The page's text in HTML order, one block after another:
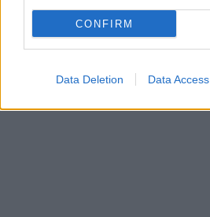
CONFIRM
Data Deletion Data Access